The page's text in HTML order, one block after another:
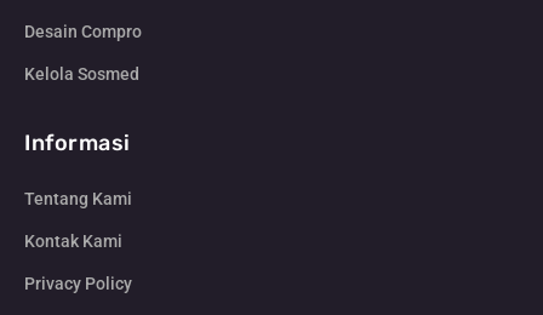
Desain Compro
Kelola Sosmed
Informasi
Tentang Kami
Kontak Kami
Privacy Policy